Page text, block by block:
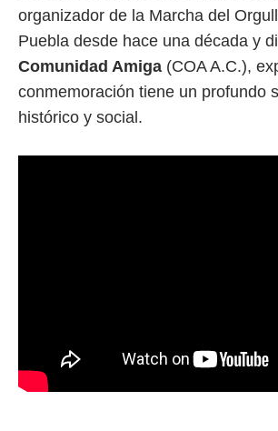
organizador de la Marcha del
Puebla desde hace una década y
Comunidad Amiga (COA A.C.),
conmemoración tiene un profundo
histórico y social.